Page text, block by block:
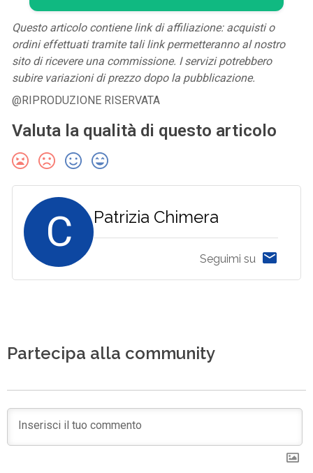
Questo articolo contiene link di affiliazione: acquisti o
ordini effettuati tramite tali link permetteranno al nostro
sito di ricevere una commissione. I servizi potrebbero
subire variazioni di prezzo dopo la pubblicazione.
@RIPRODUZIONE RISERVATA
Valuta la qualità di questo articolo
C Patrizia Chimera
Seguimi su
Partecipa alla community